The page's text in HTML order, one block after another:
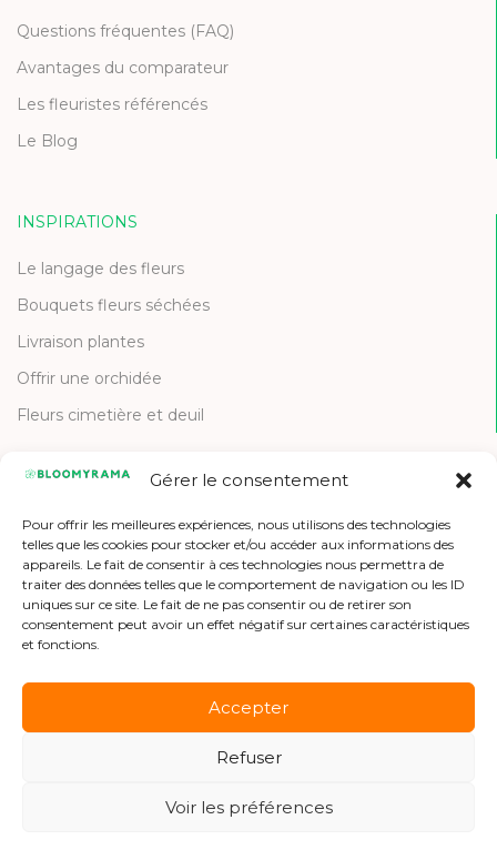
Gérer le consentement
Pour offrir les meilleures expériences, nous utilisons des technologies
telles que les cookies pour stocker et/ou accéder aux informations des
appareils. Le fait de consentir à ces technologies nous permettra de
traiter des données telles que le comportement de navigation ou les ID
uniques sur ce site. Le fait de ne pas consentir ou de retirer son
consentement peut avoir un effet négatif sur certaines caractéristiques
et fonctions.
Accepter
Refuser
Voir les préférences
Questions fréquentes (FAQ)
Avantages du comparateur
Les fleuristes référencés
Le Blog
INSPIRATIONS
Le langage des fleurs
Bouquets fleurs séchées
Livraison plantes
Offrir une orchidée
Fleurs cimetière et deuil
Contactez-nous
Etre référencé
Offres d'emploi